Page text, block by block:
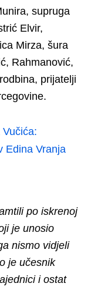
supruga
Elvir,
Mirza, šura
Rahmanović,
prijatelji
Edina Vranja
po iskrenoj
je unosio
nismo vidjeli
je učesnik
i ostat